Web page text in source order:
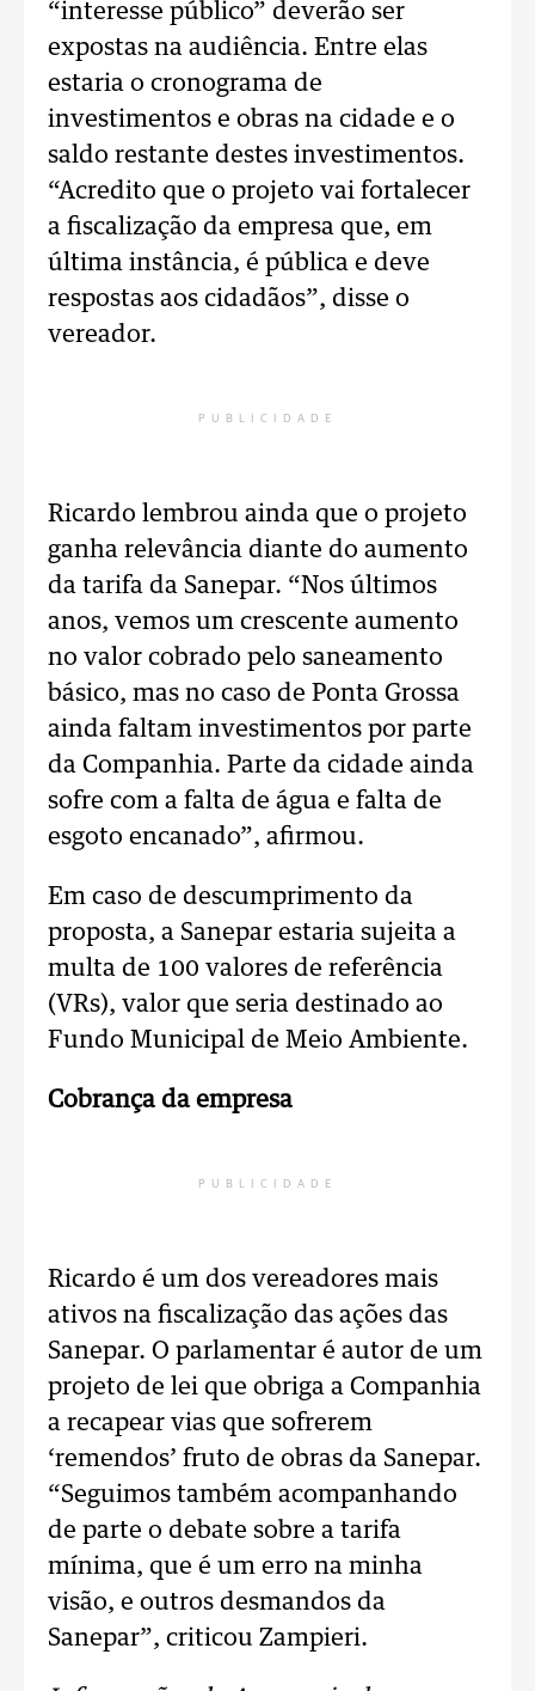
“interesse público” deverão ser
expostas na audiência. Entre elas
estaria o cronograma de
investimentos e obras na cidade e o
saldo restante destes investimentos.
“Acredito que o projeto vai fortalecer
a fiscalização da empresa que, em
última instância, é pública e deve
respostas aos cidadãos”, disse o
vereador.
PUBLICIDADE
Ricardo lembrou ainda que o projeto
ganha relevância diante do aumento
da tarifa da Sanepar. “Nos últimos
anos, vemos um crescente aumento
no valor cobrado pelo saneamento
básico, mas no caso de Ponta Grossa
ainda faltam investimentos por parte
da Companhia. Parte da cidade ainda
sofre com a falta de água e falta de
esgoto encanado”, afirmou.
Em caso de descumprimento da
proposta, a Sanepar estaria sujeita a
multa de 100 valores de referência
(VRs), valor que seria destinado ao
Fundo Municipal de Meio Ambiente.
Cobrança da empresa
PUBLICIDADE
Ricardo é um dos vereadores mais
ativos na fiscalização das ações das
Sanepar. O parlamentar é autor de um
projeto de lei que obriga a Companhia
a recapear vias que sofrerem
‘remendos’ fruto de obras da Sanepar.
“Seguimos também acompanhando
de parte o debate sobre a tarifa
mínima, que é um erro na minha
visão, e outros desmandos da
Sanepar”, criticou Zampieri.